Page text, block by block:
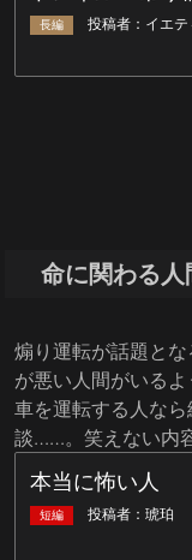
命に関わる人
煽り運転が話題と
が悪い人間がいるよ
車を運転する人な
談……。笑えない内